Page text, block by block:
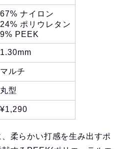
67% ナイロン
24% ポリウレタン
9% PEEK
1.30mm
マルチ
丸型
¥1,290
柔らかい打感を生み出すポ